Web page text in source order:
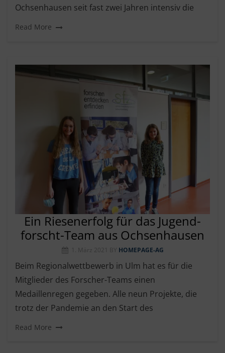
Ochsenhausen seit fast zwei Jahren intensiv die
Read More
Ein Riesenerfolg für das Jugend-
forscht-Team aus Ochsenhausen
1. März 2021 BY HOMEPAGE-AG
Beim Regionalwettbewerb in Ulm hat es für die
Mitglieder des Forscher-Teams einen
Medaillenregen gegeben. Alle neun Projekte, die
trotz der Pandemie an den Start des
Read More